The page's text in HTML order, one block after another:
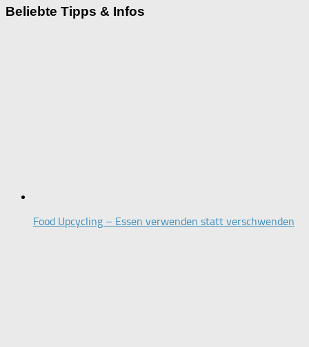
Beliebte Tipps & Infos
Food Upcycling – Essen verwenden statt verschwenden